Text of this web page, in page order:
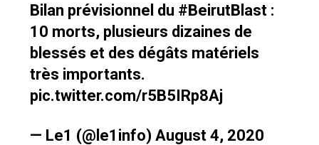
Bilan prévisionnel du #BeirutBlast:
10 morts, plusieurs dizaines de
blessés et des dégâts matériels
très importants.
pic.twitter.com/r5B5IRp8Aj
— Le1 (@le1info) August 4, 2020